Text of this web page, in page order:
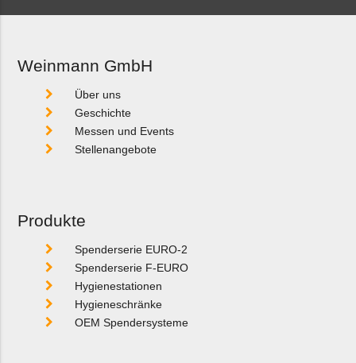
Weinmann GmbH
Über uns
Geschichte
Messen und Events
Stellenangebote
Produkte
Spenderserie EURO-2
Spenderserie F-EURO
Hygienestationen
Hygieneschränke
OEM Spendersysteme